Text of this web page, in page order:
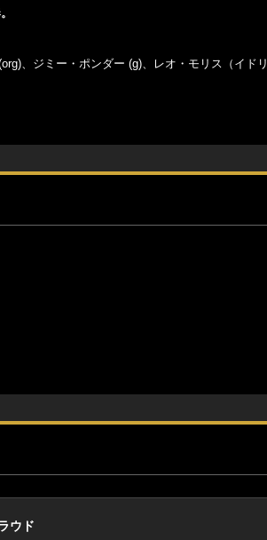
、ジミー・ポンダー (g)、レオ・モリス（イド
ウド